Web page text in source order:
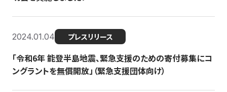
2024.01.04 プレスリリース
「令和6年 能登半島地震、緊急支援のための寄付募集にコ
ングラントを無償開放」（緊急支援団体向け）